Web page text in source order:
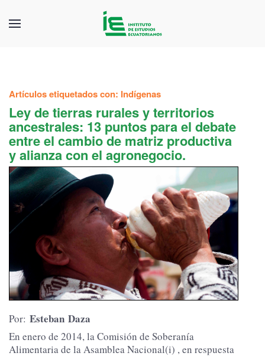
Artículos etiquetados con: Indígenas
Ley de tierras rurales y territorios
ancestrales: 13 puntos para el debate
entre el cambio de matriz productiva
y alianza con el agronegocio.
Por: Esteban Daza
En enero de 2014, la Comisión de Soberanía
Alimentaria de la Asamblea Nacional(i) , en respuesta